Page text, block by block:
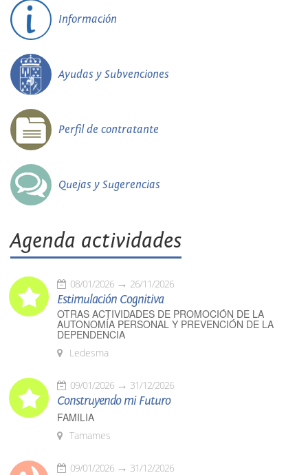
Información
Ayudas y Subvenciones
Perfil de contratante
Quejas y Sugerencias
Agenda actividades
08/01/2026 26/11/2026
Estimulación Cognitiva
OTRAS ACTIVIDADES DE PROMOCIÓN DE LA
AUTONOMÍA PERSONAL Y PREVENCIÓN DE LA
DEPENDENCIA
Ledesma
09/01/2026 31/12/2026
Construyendo mi Futuro
FAMILIA
Tamames
09/01/2026 31/12/2026